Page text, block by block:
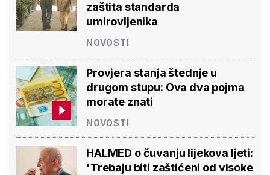
zaštita standarda
umirovljenika
NOVOSTI
Provjera stanja štednje u
drugom stupu: Ova dva pojma
morate znati
NOVOSTI
HALMED o čuvanju lijekova ljeti:
'Trebaju biti zaštićeni od visoke